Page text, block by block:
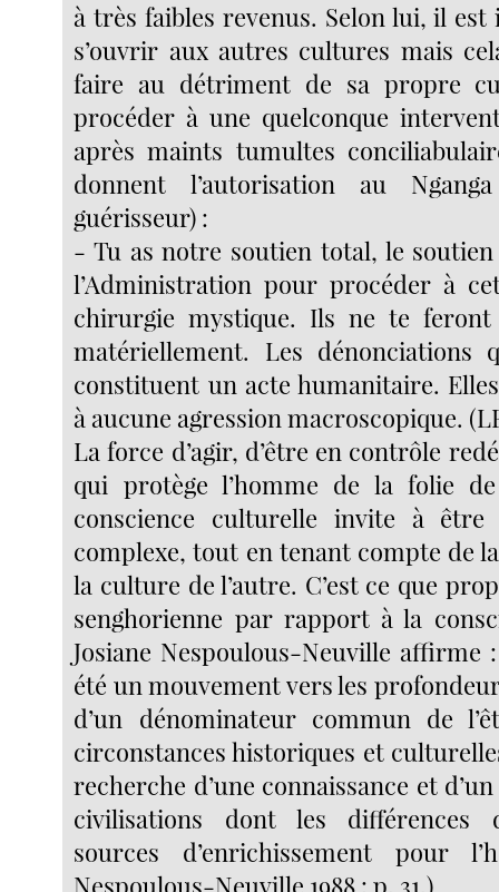
à très faibles revenus. Selon lui, il est
s’ouvrir aux autres cultures mais
faire au détriment de sa propre
procéder à une quelconque
après maints tumultes
donnent l’autorisation au
guérisseur) :
- Tu as notre soutien total, le soutien
l’Administration pour procéder à
chirurgie mystique. Ils ne te
matériellement. Les dénonciations
constituent un acte humanitaire.
à aucune agression macroscopique.
La force d’agir, d’être en contrôle
qui protège l’homme de la folie
conscience culturelle invite à être
complexe, tout en tenant compte de
la culture de l’autre. C’est ce que
senghorienne par rapport à la
Josiane Nespoulous-Neuville affirme
été un mouvement vers les
d’un dénominateur commun de
circonstances historiques et
recherche d’une connaissance et
civilisations dont les différences
sources d’enrichissement pour